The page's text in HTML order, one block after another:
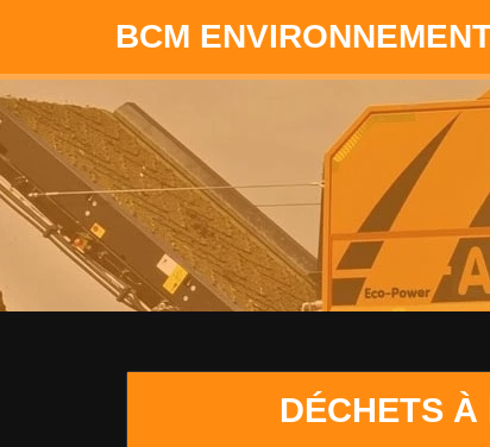
BCM
DÉCHETS À